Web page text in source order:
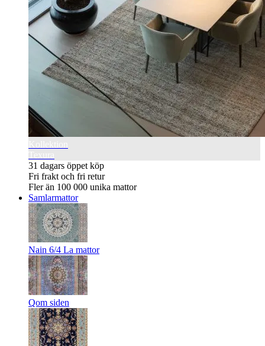
31 dagars öppet köp
Fri frakt och fri retur
Fler än 100 000 unika mattor
Samlarmattor
Nain 6/4 La mattor
Qom siden